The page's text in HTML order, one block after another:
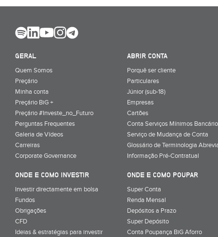
GERAL
Quem Somos
Preçário
Minha conta
Preçário BiG +
Preçário #Investe_no_Futuro
Perguntas Frequentes
Galeria de Vídeos
Carreiras
Corporate Governance
ABRIR CONTA
Porquê ser cliente
Particulares
Júnior (sub-18)
Empresas
Cartões
Conta Serviços Mínimos
Serviço de Mudança de Conta
Glossário de Terminologia
Informação Pré-Contratual
ONDE E COMO INVESTIR
Investir directamente em bolsa
Fundos
Obrigações
CFD
Ideias & estratégias para investir
ONDE E COMO POUPAR
Super Conta
Renda Mensal
Depósitos a Prazo
Super Depósito
Conta Poupança BiG Aforro